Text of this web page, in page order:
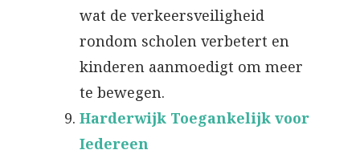
wat de verkeersveiligheid
rondom scholen verbetert en
kinderen aanmoedigt om meer
te bewegen.
Harderwijk Toegankelijk voor
Iedereen